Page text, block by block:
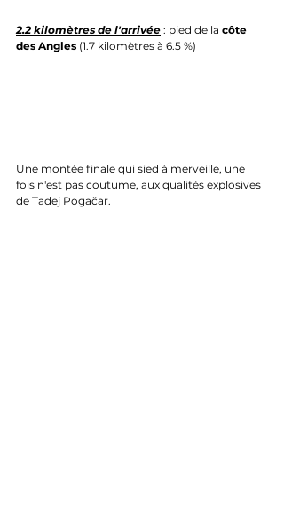
2.2 kilomètres de l'arrivée : pied de la côte
des Angles (1.7 kilomètres à 6.5 %)
Une montée finale qui sied à merveille, une
fois n'est pas coutume, aux qualités explosives
de Tadej Pogačar.